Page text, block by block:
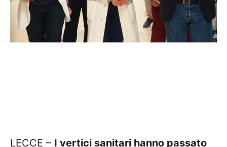
LECCE – I vertici sanitari hanno passato